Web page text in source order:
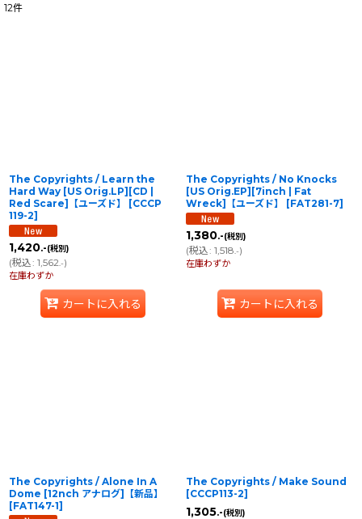
12件
The Copyrights / Learn the
Hard Way [US Orig.LP][CD |
Red Scare]【ユーズド】
[CCCP
119-2]
1,420.-(税別)
(税込: 1,562.-)
在庫わずか
カートに入れる
The Copyrights / No Knocks
[US Orig.EP][7inch | Fat
Wreck]【ユーズド】
[FAT281-7]
1,380.-(税別)
(税込: 1,518.-)
在庫わずか
カートに入れる
The Copyrights / Alone In A
Dome [12nch アナログ]【新品】
[FAT147-1]
The Copyrights / Make Sound
[CCCP113-2]
1,305.-(税別)